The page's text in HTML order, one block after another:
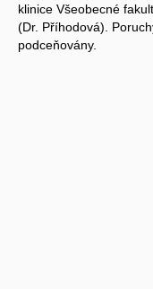
klinice Všeobecné
(Dr. Příhodová).
podceňovány.